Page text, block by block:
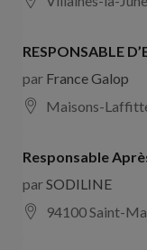
RESPONSABLE
par France Galop
Maisons-
Responsable
parSODILINE
94100 Saint-